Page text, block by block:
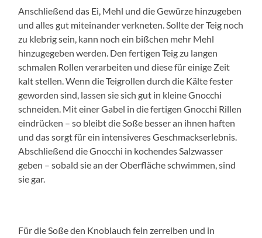
Anschließend das Ei, Mehl und die Gewürze hinzugeben
und alles gut miteinander verkneten. Sollte der Teig noch
zu klebrig sein, kann noch ein bißchen mehr Mehl
hinzugegeben werden. Den fertigen Teig zu langen
schmalen Rollen verarbeiten und diese für einige Zeit
kalt stellen. Wenn die Teigrollen durch die Kälte fester
geworden sind, lassen sie sich gut in kleine Gnocchi
schneiden. Mit einer Gabel in die fertigen Gnocchi Rillen
eindrücken – so bleibt die Soße besser an ihnen haften
und das sorgt für ein intensiveres Geschmackserlebnis.
Abschließend die Gnocchi in kochendes Salzwasser
geben – sobald sie an der Oberfläche schwimmen, sind
sie gar.
Für die Soße den Knoblauch fein zerreiben und in